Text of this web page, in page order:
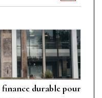
durable pour